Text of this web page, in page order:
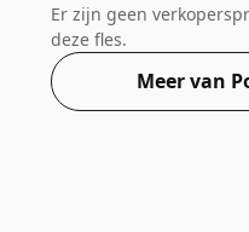
heeft.
Er zijn geen
deze fles.
Meer van